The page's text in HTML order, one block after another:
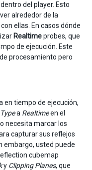
del player. Esto
alrededor de la
ellas. En casos dónde
Realtimeprobes, que
de ejecución. Este
procesamiento pero
en tiempo de ejecución,
Typea Realtimeen el
necesita marcar los
capturar sus reflejos
embargo, usted puede
cubemap
y Clipping Planes, que